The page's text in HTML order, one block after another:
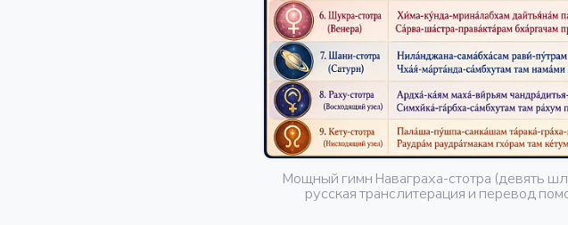
Мощный гимн Наваграха-стотра (девять
русская транслитерация и перевод